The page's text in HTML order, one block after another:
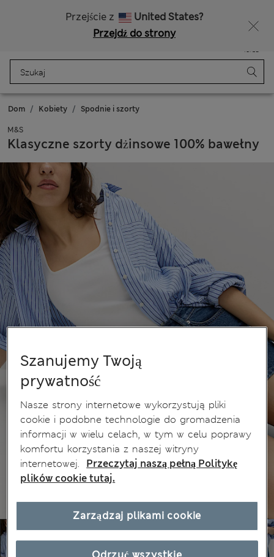
Przejście z
United States?
Przejdź do strony
Torba
Dom Kobiety Spodnie i szorty
M&S
Klasyczne szorty dżinsowe 100% bawełny
Szanujemy Twoją
prywatność
Nasze strony internetowe wykorzystują pliki
cookie i podobne technologie do gromadzenia
informacji w wielu celach, w tym w celu poprawy
komfortu korzystania z naszej witryny
internetowej.
Przeczytaj naszą pełną Politykę
plików cookie tutaj.
Zarządzaj plikami cookie